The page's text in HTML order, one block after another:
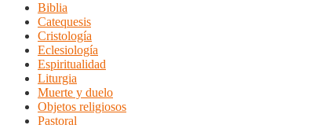
Biblia
Catequesis
Cristología
Eclesiología
Espiritualidad
Liturgia
Muerte y duelo
Objetos religiosos
Pastoral